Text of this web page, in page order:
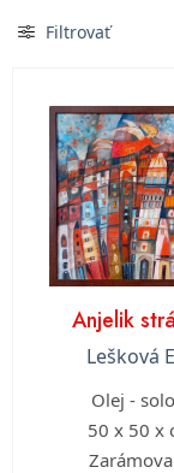
Filtrovať
Anjelik
Lešková
Olej -
50 x 50 x